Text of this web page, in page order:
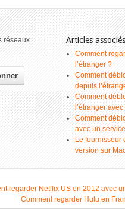
réseaux
Articles
Comment
l’étranger ?
Comment
depuis
Comment
l’étranger
Comment
avec un
Le fournisseur
version sur
regarder Netflix US en 2012 avec
Comment regarder Hulu en